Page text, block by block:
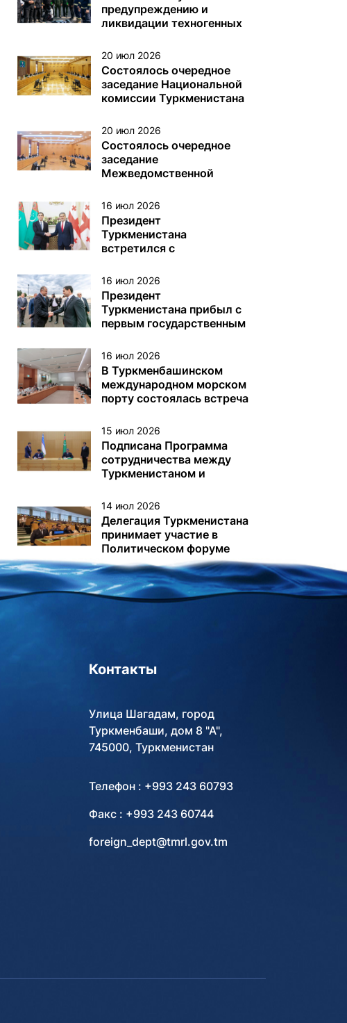
предупреждению и
ликвидации техногенных
нефтегазодобывающих
платформах и других
объектах (сооружениях)
различного назначения в
туркменском секторе
20 июл 2026
Состоялось очередное
заседание Национальной
комиссии Туркменистана
20 июл 2026
Состоялось очередное
заседание
Межведомственной
по вопросам Каспийского
моря
16 июл 2026
Президент
Туркменистана
встретился с
16 июл 2026
Президент
Туркменистана прибыл с
первым государственным
16 июл 2026
В Туркменбашинском
международном морском
порту состоялась встреча
15 июл 2026
Подписана Программа
сотрудничества между
Туркменистаном и
14 июл 2026
Делегация Туркменистана
принимает участие в
Политическом форуме
высокого уровня под
эгидой ЭКОСОС в Нью-
Йорке
Контакты
Улица Шагадам, город
Туркменбаши, дом 8 "А",
745000, Туркменистан
Телефон : +993 243 60793
Факс : +993 243 60744
foreign_dept@tmrl.gov.tm